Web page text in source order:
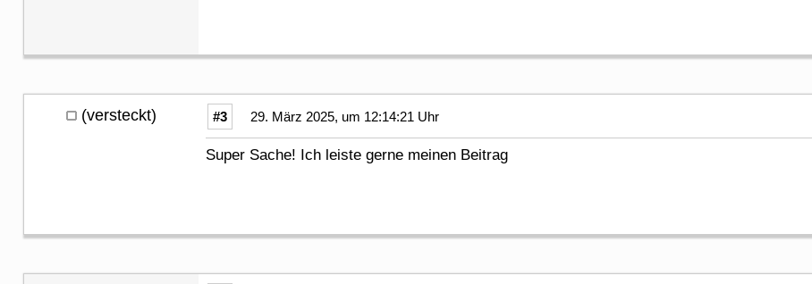
(versteckt) #3 29. März 2025, um 12:14:21 Uhr
Super Sache! Ich leiste gerne meinen Beitrag